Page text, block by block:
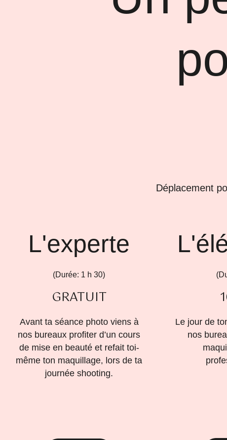
Déplacement
L'experte
(Durée: 1 h 30)
GRATUIT
Avant ta séance photo viens à
nos bureaux profiter d’un cours
de mise en beauté et refait toi-
même ton maquillage, lors de ta
journée shooting.
Le jour de
nos